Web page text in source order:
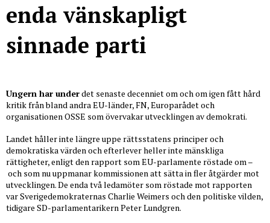
enda vänskapligt
sinnade parti
Ungern har underdet senaste decenniet om och om igen fått hård
kritik från bland andra EU-länder, FN, Europarådet och
organisationen OSSE som övervakar utvecklingen av demokrati.
Landet håller inte längre uppe rättsstatens principer och
demokratiska värden och efterlever heller inte mänskliga
rättigheter, enligt den rapport som EU-parlamente röstade om –
och som nu uppmanar kommissionen att sätta in fler åtgärder mot
utvecklingen. De enda två ledamöter som röstade mot rapporten
var Sverigedemokraternas Charlie Weimers och den politiske vilden,
tidigare SD-parlamentarikern Peter Lundgren.